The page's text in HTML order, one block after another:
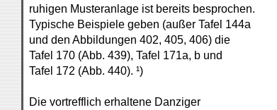
ruhigen Musteranlage ist bereits besprochen.
Typische Beispiele geben (außer Tafel 144a
und den Abbildungen 402, 405, 406) die
Tafel 170 (Abb. 439), Tafel 171a, b und
Tafel 172 (Abb. 440). ¹)
Die vortrefflich erhaltene Danziger